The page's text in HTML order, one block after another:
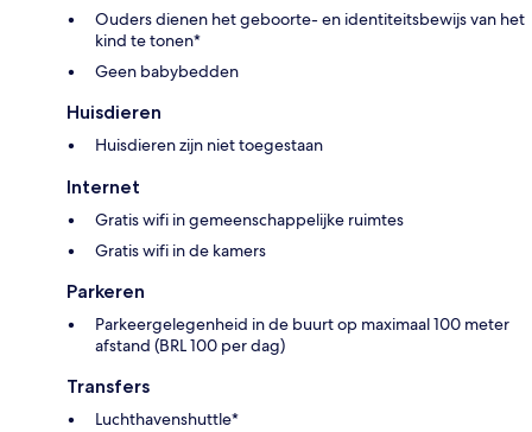
Ouders dienen het geboorte- en identiteitsbewijs van het
kind te tonen*
Geen babybedden
Huisdieren
Huisdieren zijn niet toegestaan
Internet
Gratis wifi in gemeenschappelijke ruimtes
Gratis wifi in de kamers
Parkeren
Parkeergelegenheid in de buurt op maximaal 100 meter
afstand (BRL 100 per dag)
Transfers
Luchthavenshuttle*